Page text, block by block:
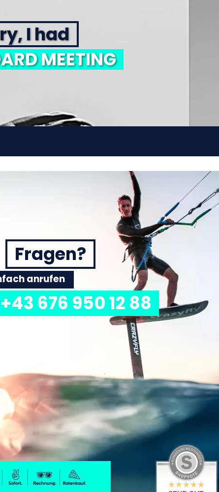
I had
MEETING
Fragen?
anrufen
+43 676 950 12 88